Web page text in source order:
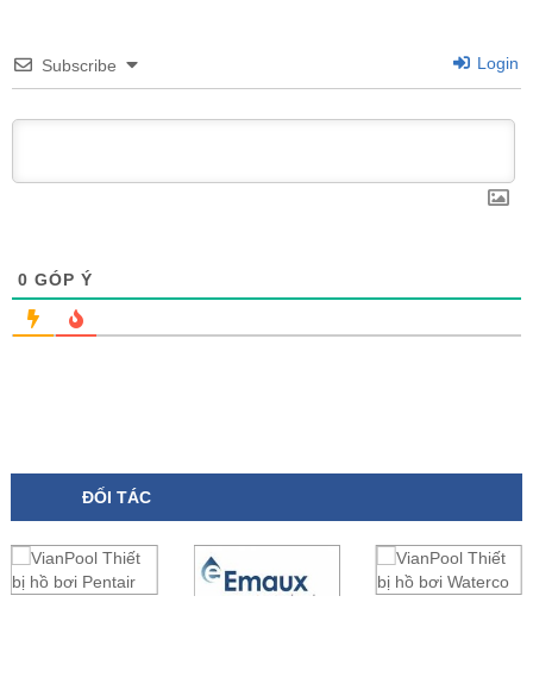
Subscribe Login
0 GÓP Ý
ĐỐI TÁC